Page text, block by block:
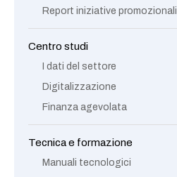
Report iniziative promozionali
Centro studi
I dati del settore
Digitalizzazione
Finanza agevolata
Tecnica e formazione
Manuali tecnologici